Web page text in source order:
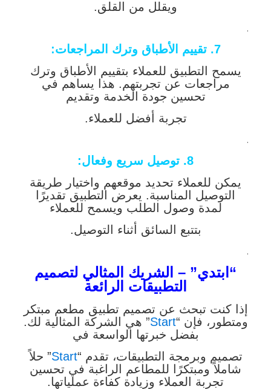
ويقلل من القلق.
.
7. تقييم الأطباق وترك المراجعات
:
يسمح التطبيق للعملاء بتقييم الأطباق وترك
مراجعات عن تجربتهم. هذا يساهم في
تحسين جودة الخدمة وتقديم
تجربة أفضل للعملاء.
.
8. توصيل سريع وفعال
:
يمكن للعملاء تحديد موقعهم واختيار طريقة
التوصيل المناسبة. يعرض التطبيق تقديرًا
لمدة وصول الطلب ويسمح للعملاء
بتتبع السائق أثناء التوصيل.
.
“ابتدي” – الشريك المثالي لتصميم
التطبيقات الرائعة
إذا كنت تبحث عن تصميم تطبيق مطعم مبتكر
ومتطور، فإن “Start” هي الشركة المثالية لك.
بفضل خبرتها الواسعة في
تصميم وبرمجة التطبيقات، تقدم “Start” حلاً
شاملاً ومبتكرًا للمطاعم الراغبة في تحسين
تجربة العملاء وزيادة كفاءة عملياتها.